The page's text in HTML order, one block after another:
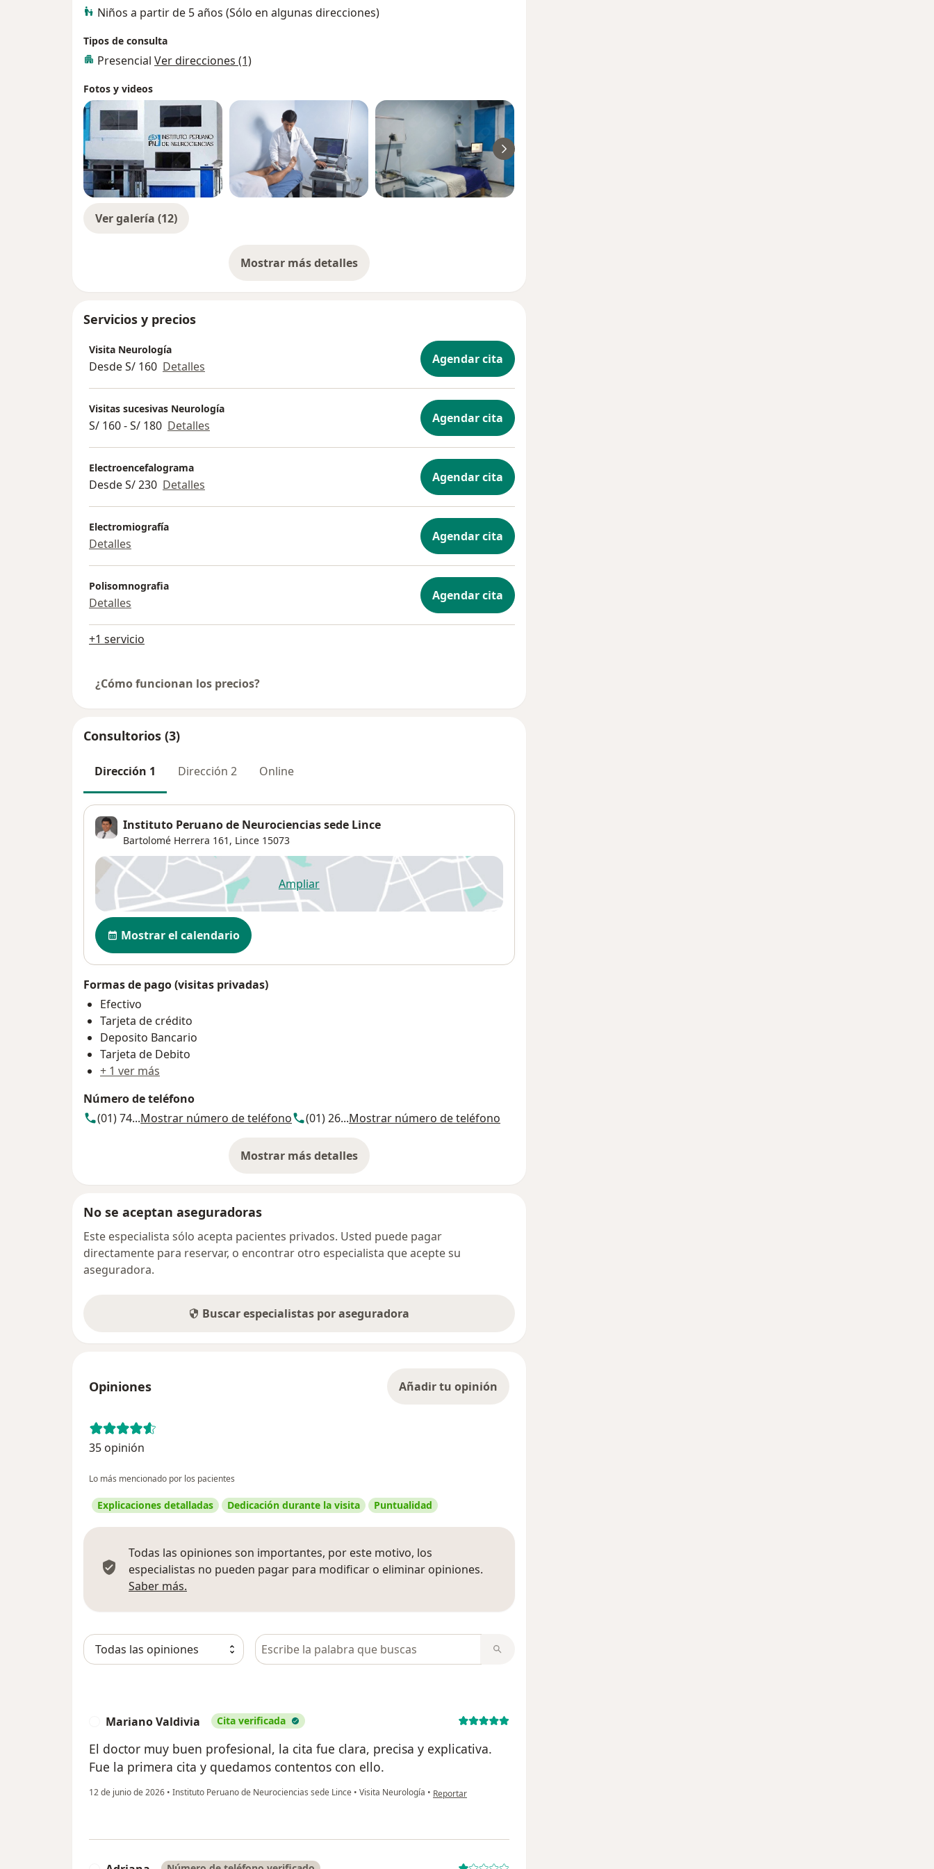
• Sociedad Peruana de Neurología
Niños a partir de 5 años (Sólo en algunas direcciones)
Tipos de consulta
Presencial Ver direcciones (1)
Fotos y videos
Ver galería (12)
Mostrar más detalles
sobre la experiencia
Servicios y precios
Visita Neurología
Desde S/ 160 Detalles Agendar cita
Visitas sucesivas Neurología
S/ 160 - S/ 180 Detalles Agendar cita
Electroencefalograma
Desde S/ 230 Detalles Agendar cita
Electromiografía
Detalles Agendar cita
Polisomnografia
Detalles Agendar cita
+1 servicio
¿Cómo funcionan los precios?
Consultorios (3)
Dirección 1 Dirección 2 Online
Instituto Peruano de Neurociencias sede Lince
Bartolomé Herrera 161, Lince 15073
Ampliarse abre en una nueva pestaña
Disponibilidad
Mostrar el calendario
Formas de pago (visitas privadas)
Efectivo
Tarjeta de crédito
Deposito Bancario
Tarjeta de Debito
+ 1 ver más
Número de teléfono
(01) 74...Mostrar número de teléfono (01) 26...Mostrar número de teléfono
Mostrar más detalles
sobre la dirección
No se aceptan aseguradoras
Este especialista sólo acepta pacientes privados. Usted puede pagar
directamente para reservar, o encontrar otro especialista que acepte su
aseguradora.
Buscar especialistas por aseguradora
Opiniones Añadir tu opinión
35 opinión
Lo más mencionado por los pacientes
Explicaciones detalladas Dedicación durante la visita Puntualidad
Todas las opiniones son importantes, por este motivo, los
especialistas no pueden pagar para modificar o eliminar opiniones.
Saber más.
Busca en opiniones
Mariano Valdivia Cita verificada
El doctor muy buen profesional, la cita fue clara, precisa y explicativa.
Fue la primera cita y quedamos contentos con ello.
12 de junio de 2026 • Instituto Peruano de Neurociencias sede Lince • Visita Neurología • en opinión del usuario Mariano Valdivia
Reportar